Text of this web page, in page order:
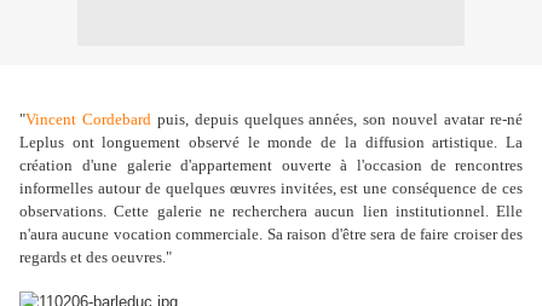
"Vincent Cordebardpuis, depuis quelques années, son nouvel avatar re-né
Leplus ont longuement observé le monde de la diffusion artistique. La
création
d'une galerie d'appartement ouverte à l'occasion de rencontres
informelles autour de quelques œuvres invitées, est une conséquence de ces
observations. Cette galerie ne recherchera aucun lien institutionnel. Elle
n'aura aucune vocation commerciale. Sa raison d'être sera de faire croiser des
regards et des oeuvres."